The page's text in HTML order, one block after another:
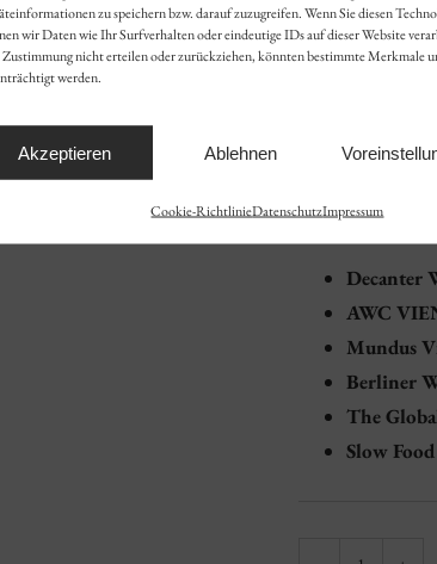
zu speichern bzw. darauf zuzugreifen. Wenn Sie diesen
wir Daten wie Ihr Surfverhalten oder eindeutige IDs auf dieser Website
nicht erteilen oder zurückziehen, könnten bestimmte Merkmale
werden.
Akzeptieren Ablehnen
Cookie-RichtlinieDatenschutzImpressum
Anbaugebiet:
Allergene:
Auszeichnungen:
Decanter
AWC
Mundus
Berliner
The
Slow